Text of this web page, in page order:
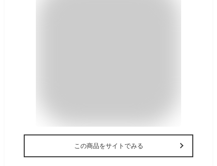
この商品をサイトでみる